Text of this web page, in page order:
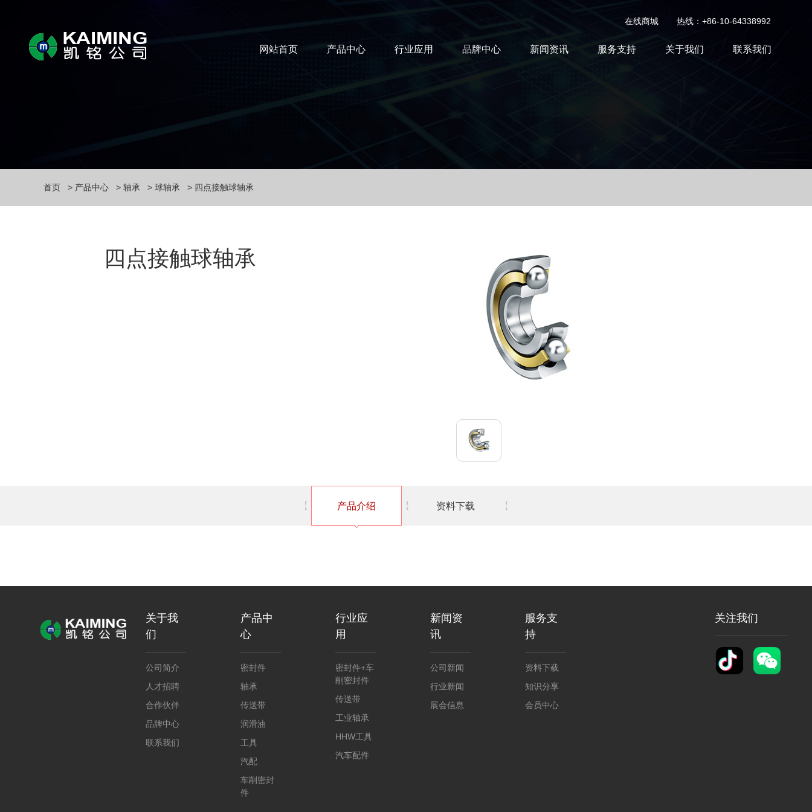
在线商城 热线：+86-10-64338992
网站首页 产品中心 行业应用 品牌中心 新闻资讯 服务支持 关于我们 联系我们
首页 产品中心 轴承 球轴承 四点接触球轴承
四点接触球轴承
产品介绍 资料下载
关于我
们
公司简介
人才招聘
合作伙伴
品牌中心
联系我们
产品中
心
密封件
轴承
传送带
润滑油
工具
汽配
车削密封
件
行业应
用
密封件+车
削密封件
传送带
工业轴承
HHW工具
汽车配件
新闻资
讯
公司新闻
行业新闻
展会信息
服务支
持
资料下载
知识分享
会员中心
关注我们